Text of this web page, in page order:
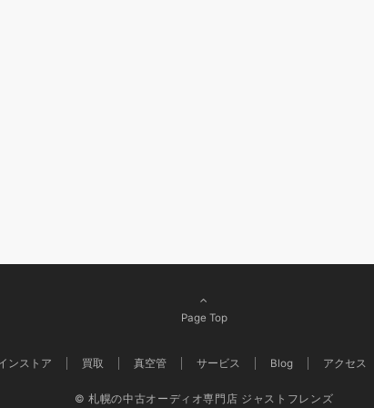
Page Top
ンストア 買取 真空管 サービス Blog アクセス
© 札幌の中古オーディオ専門店 ジャストフレンズ